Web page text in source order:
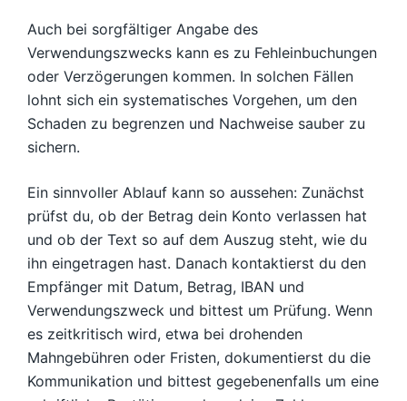
Auch bei sorgfältiger Angabe des
Verwendungszwecks kann es zu Fehleinbuchungen
oder Verzögerungen kommen. In solchen Fällen
lohnt sich ein systematisches Vorgehen, um den
Schaden zu begrenzen und Nachweise sauber zu
sichern.
Ein sinnvoller Ablauf kann so aussehen: Zunächst
prüfst du, ob der Betrag dein Konto verlassen hat
und ob der Text so auf dem Auszug steht, wie du
ihn eingetragen hast. Danach kontaktierst du den
Empfänger mit Datum, Betrag, IBAN und
Verwendungszweck und bittest um Prüfung. Wenn
es zeitkritisch wird, etwa bei drohenden
Mahngebühren oder Fristen, dokumentierst du die
Kommunikation und bittest gegebenenfalls um eine